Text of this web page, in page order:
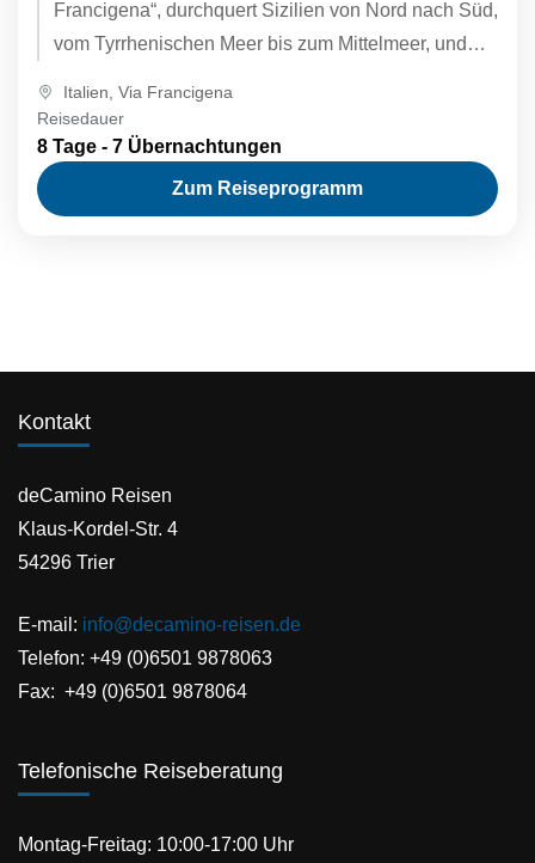
Francigena“, durchquert Sizilien von Nord nach Süd,
vom Tyrrhenischen Meer bis zum Mittelmeer, und
Italien Via Francigena
Reisedauer
8 Tage - 7 Übernachtungen
Zum Reiseprogramm
Kontakt
deCamino Reisen
Klaus-Kordel-Str. 4
54296 Trier
E-mail: info@decamino-reisen.de
Telefon: +49 (0)6501 9878063
Fax: +49 (0)6501 9878064
Telefonische Reiseberatung
Montag-Freitag: 10:00-17:00 Uhr